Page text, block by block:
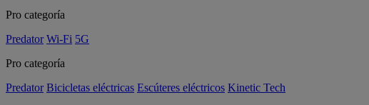
Pro categoría
Predator Wi-Fi 5G
Pro categoría
Predator Bicicletas eléctricas Escúteres eléctricos Kinetic Tech